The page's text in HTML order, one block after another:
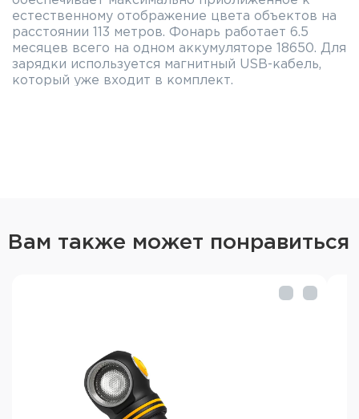
естественному отображение цвета объектов на
расстоянии 113 метров. Фонарь работает 6.5
месяцев всего на одном аккумуляторе 18650. Для
зарядки используется магнитный USB-кабель,
который уже входит в комплект.
основного источника света для строительных
Вам также может понравиться